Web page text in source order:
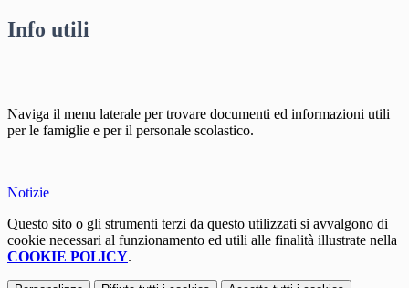
Info utili
Naviga il menu laterale per trovare documenti ed informazioni utili
per le famiglie e per il personale scolastico.
Notizie
Questo sito o gli strumenti terzi da questo utilizzati si avvalgono di
cookie necessari al funzionamento ed utili alle finalità illustrate nella
COOKIE POLICY.